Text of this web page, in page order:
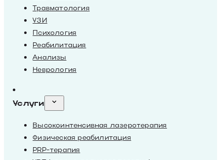
Травматология
УЗИ
Психология
Реабилитация
Анализы
Неврология
Услуги
Высокоинтенсивная лазеротерапия
Физическая реабилитация
PRP-терапия